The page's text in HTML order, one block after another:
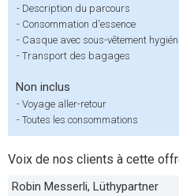
- Description du parcours
- Consommation d'essence
- Casque avec sous-vêtement
- Transport des bagages
Non inclus
- Voyage aller-retour
- Toutes les consommations
Voix de nos clients à cette
Robin Messerli, Lüthypartner